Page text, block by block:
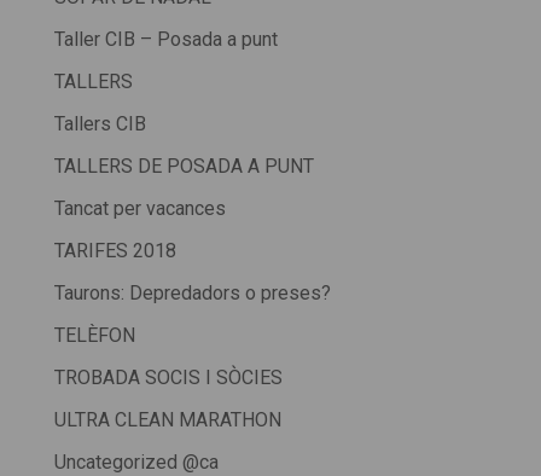
Taller CIB – Posada a punt
TALLERS
Tallers CIB
TALLERS DE POSADA A PUNT
Tancat per vacances
TARIFES 2018
Taurons: Depredadors o preses?
TELÈFON
TROBADA SOCIS I SÒCIES
ULTRA CLEAN MARATHON
Uncategorized @ca